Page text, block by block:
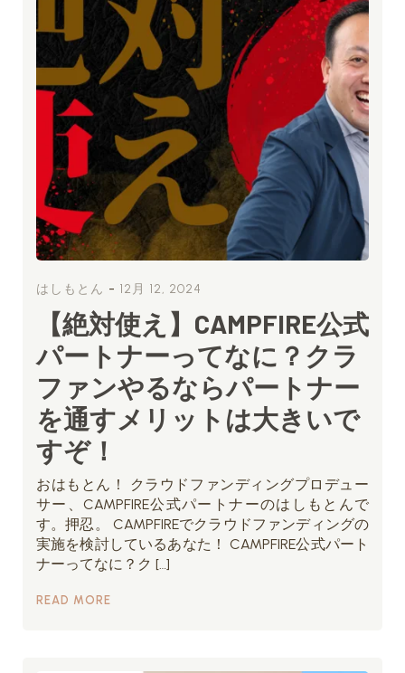
はしもとん - 12月 12, 2024
【絶対使え】CAMPFIRE公式
パートナーってなに？クラ
ファンやるならパートナー
を通すメリットは大きいで
すぞ！
おはもとん！ クラウドファンディングプロデュー
サー、CAMPFIRE公式パートナーのはしもとんで
す。押忍。 CAMPFIREでクラウドファンディングの
実施を検討しているあなた！ CAMPFIRE公式パート
ナーってなに？ク […]
READ MORE